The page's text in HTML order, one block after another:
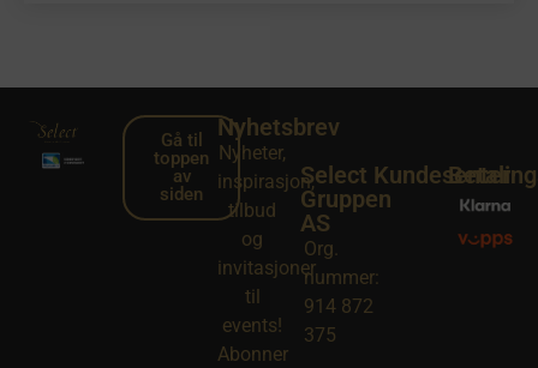
Gå til
toppen
av
siden
Nyhetsbrev
Nyheter,
inspirasjon,
tilbud
og
invitasjoner
til
events!
Abonner
Select
Gruppen
AS
Org.
nummer:
914 872
375
Kundesenter